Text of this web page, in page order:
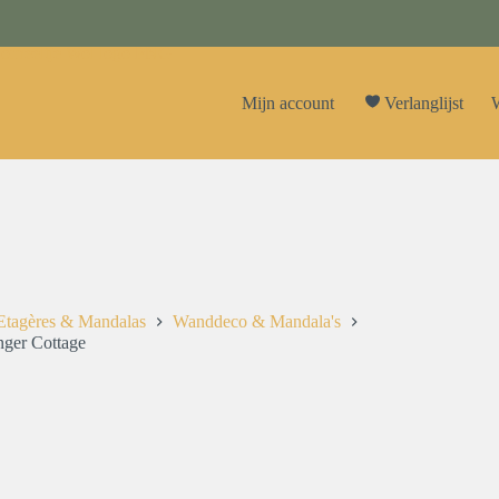
Mijn account Verlanglijst
& Mandalas
Wanddeco & Mandala's
Cottage